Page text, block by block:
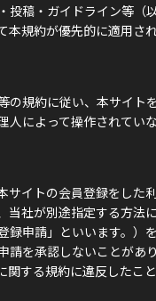
稿・ガイドライン等（
規約が優先的に適用さ
規約に従い、本サイト
によって操作されてい
イトの会員登録をした利
社が別途指定する方法
申請」といいます。）を
を承認しないことがあり
する規約に違反したこ